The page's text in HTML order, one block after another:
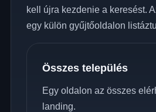
kell újra kezdenie a keresést.
egy külön gyűjtőoldalon
Összes település
Egy oldalon az összes
landing.